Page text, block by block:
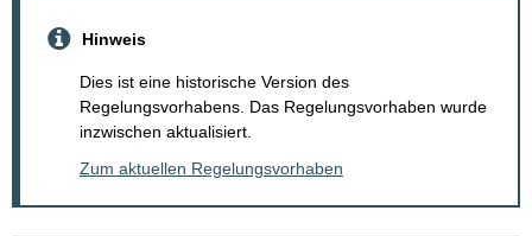
Hinweis
Dies ist eine historische Version des
Regelungsvorhabens. Das Regelungsvorhaben wurde
inzwischen aktualisiert.
Zum aktuellen Regelungsvorhaben